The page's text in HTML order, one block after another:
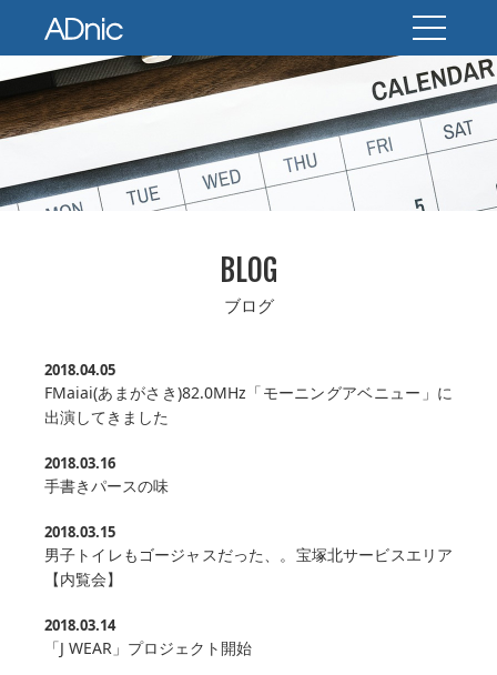
BLOG
ブログ
2018.04.05
FMaiai(あまがさき)82.0MHz「モーニングアベニュー」に
出演してきました
2018.03.16
手書きパースの味
2018.03.15
男子トイレもゴージャスだった、。宝塚北サービスエリア
【内覧会】
2018.03.14
「J WEAR」プロジェクト開始